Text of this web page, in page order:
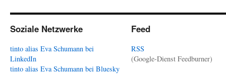
Soziale Netzwerke
tinto alias Eva Schumann bei
LinkedIn
tinto alias Eva Schumann bei Bluesky
Feed
RSS
(Google-Dienst Feedburner)